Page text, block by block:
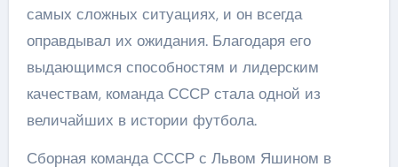
самых сложных ситуациях, и он всегда
оправдывал их ожидания. Благодаря его
выдающимся способностям и лидерским
качествам, команда СССР стала одной из
величайших в истории футбола.
Сборная команда СССР с Львом Яшином в